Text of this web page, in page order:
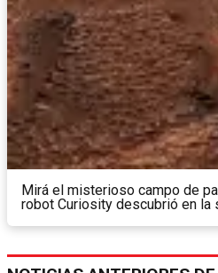
Mirá el misterioso campo de
robot Curiosity descubrió en la